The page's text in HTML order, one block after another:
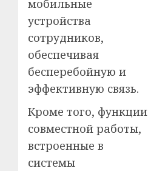
мобильные
устройства
сотрудников,
обеспечивая
бесперебойную и
эффективную связь.
Кроме того, функции
совместной работы,
встроенные в
системы